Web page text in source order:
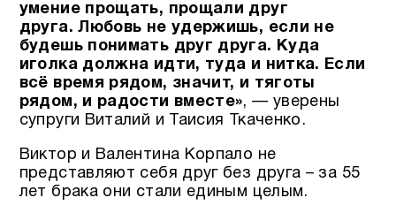
умение прощать, прощали друг
друга.Любовь не удержишь, если не
будешь понимать друг друга. Куда
иголка должна идти, туда и нитка. Если
всё время рядом, значит, и тяготы
рядом, и радости вместе», — уверены
супруги Виталий и Таисия Ткаченко.
Виктор и Валентина Корпало не
представляют себя друг без друга – за 55
лет брака они стали единым целым.